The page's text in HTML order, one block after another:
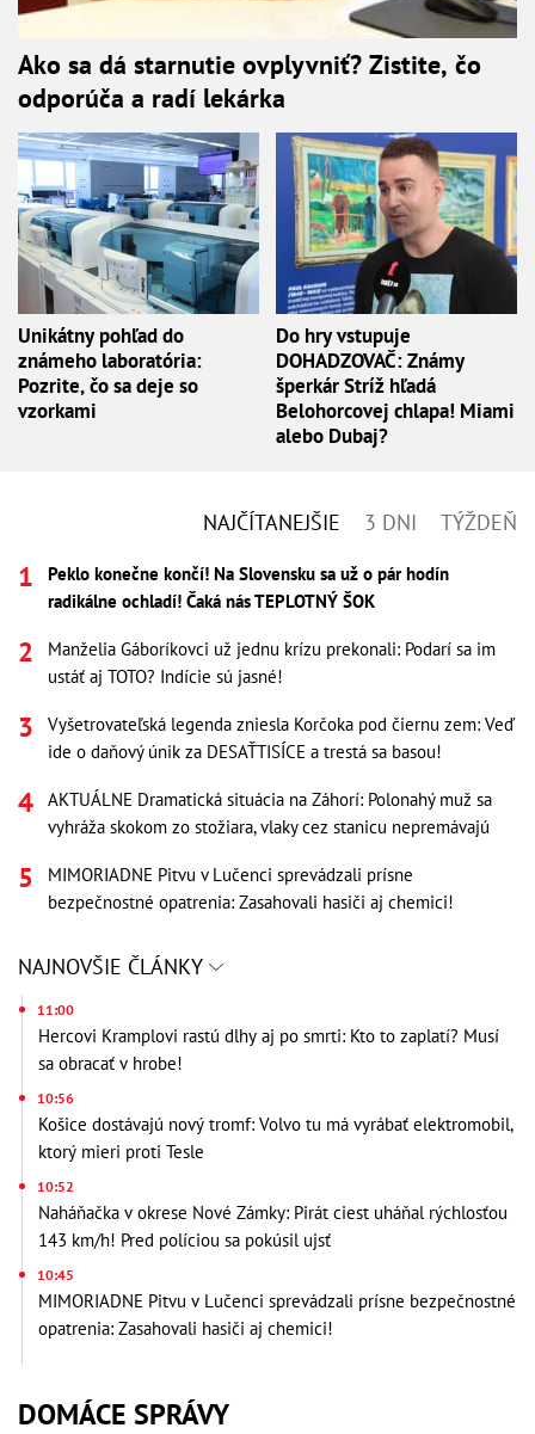
Ako sa dá starnutie ovplyvniť? Zistite, čo
odporúča a radí lekárka
Unikátny pohľad do
známeho laboratória:
Pozrite, čo sa deje so
vzorkami
Do hry vstupuje
DOHADZOVAČ: Známy
šperkár Stríž hľadá
Belohorcovej chlapa! Miami
alebo Dubaj?
NAJČÍTANEJŠIE 3 DNI TÝŽDEŇ
Peklo konečne končí! Na Slovensku sa už o pár hodín
radikálne ochladí! Čaká nás TEPLOTNÝ ŠOK
Manželia Gáboríkovci už jednu krízu prekonali: Podarí sa im
ustáť aj TOTO? Indície sú jasné!
Vyšetrovateľská legenda zniesla Korčoka pod čiernu zem: Veď
ide o daňový únik za DESAŤTISÍCE a trestá sa basou!
AKTUÁLNE Dramatická situácia na Záhorí: Polonahý muž sa
vyhráža skokom zo stožiara, vlaky cez stanicu nepremávajú
MIMORIADNE Pitvu v Lučenci sprevádzali prísne
bezpečnostné opatrenia: Zasahovali hasiči aj chemici!
NAJNOVŠIE ČLÁNKY
11:00
Hercovi Kramplovi rastú dlhy aj po smrti: Kto to zaplatí? Musí
sa obracať v hrobe!
10:56
Košice dostávajú nový tromf: Volvo tu má vyrábať elektromobil,
ktorý mieri proti Tesle
10:52
Naháňačka v okrese Nové Zámky: Pirát ciest uháňal rýchlosťou
143 km/h! Pred políciou sa pokúsil ujsť
10:45
MIMORIADNE Pitvu v Lučenci sprevádzali prísne bezpečnostné
opatrenia: Zasahovali hasiči aj chemici!
DOMÁCE SPRÁVY